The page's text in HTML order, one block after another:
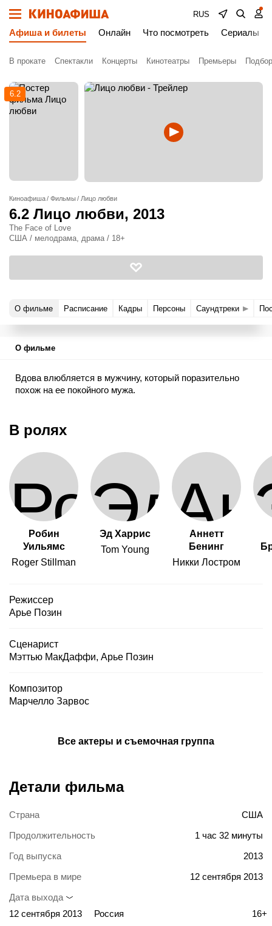
RUS
Афиша и билеты Онлайн Что посмотреть Сериалы
В прокате Спектакли Концерты Кинотеатры Премьеры
6.2
Киноафиша Фильмы Лицо любви
6.2 Лицо любви, 2013
The Face of Love
США / мелодрама, драма / 18+
О фильме Расписание Кадры Персоны Саундтреки
О фильме
Вдова влюбляется в мужчину, который поразительно
похож на ее покойного мужа.
В ролях
Робин
Уильямс
Roger Stillman
Эд Харрис
Tom Young
Аннетт
Бенинг
Никки Лостром
Режиссер
Арье Позин
Сценарист
Мэттью МакДаффи, Арье Позин
Композитор
Марчелло Зарвос
Все актеры и съемочная группа
Детали фильма
Страна
США
Продолжительность
1 час 32 минуты
Год выпуска
2013
Премьера в мире
12 сентября 2013
Дата выхода
12 сентября 2013
Россия
16+